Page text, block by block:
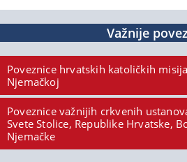
Važnije
Poveznice hrvatskih katoličkih
Njemačkoj
Poveznice važnijih crkvenih
Svete Stolice, Republike Hrvatske,
Njemačke